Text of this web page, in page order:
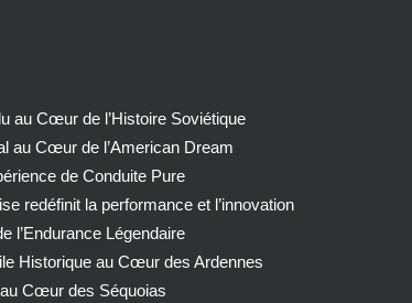
au Cœur de l’Histoire Soviétique
au Cœur de l’American Dream
de Conduite Pure
redéfinit la performance et l’innovation
l’Endurance Légendaire
Historique au Cœur des Ardennes
Cœur des Séquoias